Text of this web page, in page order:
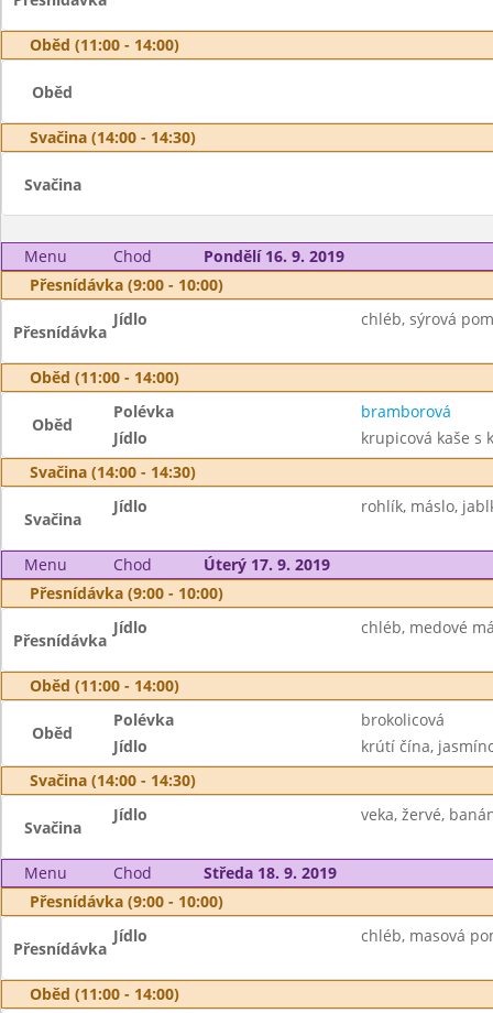
Oběd (11:00 - 14:00)
Oběd
Svačina (14:00 - 14:30)
Svačina
Menu Chod
Pondělí 16. 9. 2019
Přesnídávka (9:00 - 10:00)
Přesnídávka
Jídlo chléb, sýrová
Oběd (11:00 - 14:00)
Oběd
Polévka
bramborová
Jídlo
krupicová kaše s
Svačina (14:00 - 14:30)
Svačina
Jídlo rohlík, máslo,
Menu Chod
Úterý 17. 9. 2019
Přesnídávka (9:00 - 10:00)
Přesnídávka
Jídlo chléb, medové
Oběd (11:00 - 14:00)
Oběd
Polévka
brokolicová
Jídlo
krútí čína,
Svačina (14:00 - 14:30)
Svačina
Jídlo veka, žervé,
Menu Chod
Středa 18. 9. 2019
Přesnídávka (9:00 - 10:00)
Přesnídávka
Jídlo chléb, masová
Oběd (11:00 - 14:00)